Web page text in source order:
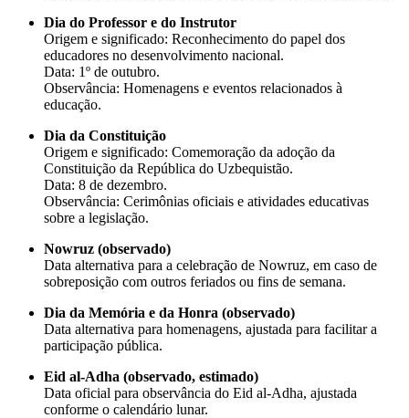
Dia do Professor e do Instrutor
Origem e significado: Reconhecimento do papel dos
educadores no desenvolvimento nacional.
Data: 1º de outubro.
Observância: Homenagens e eventos relacionados à
educação.
Dia da Constituição
Origem e significado: Comemoração da adoção da
Constituição da República do Uzbequistão.
Data: 8 de dezembro.
Observância: Cerimônias oficiais e atividades educativas
sobre a legislação.
Nowruz (observado)
Data alternativa para a celebração de Nowruz, em caso de
sobreposição com outros feriados ou fins de semana.
Dia da Memória e da Honra (observado)
Data alternativa para homenagens, ajustada para facilitar a
participação pública.
Eid al-Adha (observado, estimado)
Data oficial para observância do Eid al-Adha, ajustada
conforme o calendário lunar.